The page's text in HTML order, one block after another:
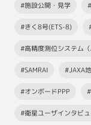
#施設公開・見学
#きく8号(ETS-8)
#高精度測位システム（
#SAMRAI #JAXA
#オンボードPPP
#衛星ユーザインタビ